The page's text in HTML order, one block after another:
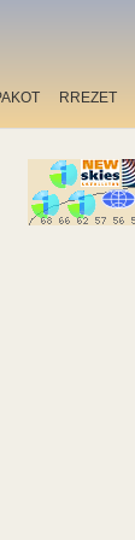
RREZET